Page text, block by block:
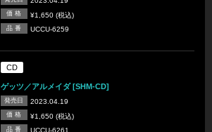
価 格 ¥1,650 (税込)
品 番 UCCU-6259
CD
ゲッツ／アルメイダ [SHM-CD]
発売日 2023.04.19
価 格 ¥1,650 (税込)
品 番 UCCU-6261